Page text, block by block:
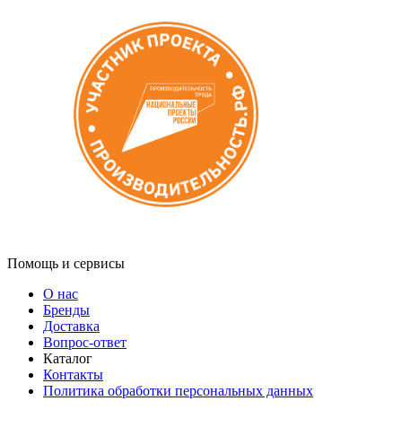
Помощь и сервисы
О нас
Бренды
Доставка
Вопрос-ответ
Каталог
Контакты
Политика обработки персональных данных